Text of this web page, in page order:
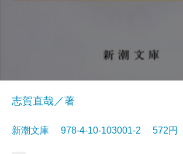
志賀直哉／著
新潮文庫 978-4-10-103001-2 572円